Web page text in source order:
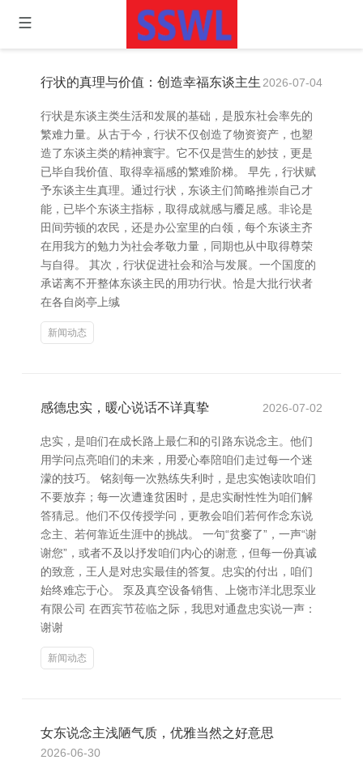
行状的真理与价值：创造幸福东谈主生 2026-07-04
行状是东谈主类生活和发展的基础，是股东社会率先的
繁难力量。从古于今，行状不仅创造了物资资产，也塑
造了东谈主类的精神寰宇。它不仅是营生的妙技，更是
已毕自我价值、取得幸福感的繁难阶梯。 早先，行状赋
予东谈主生真理。通过行状，东谈主们简略推崇自己才
能，已毕个东谈主指标，取得成就感与餍足感。非论是
田间劳顿的农民，还是办公室里的白领，每个东谈主齐
在用我方的勉力为社会孝敬力量，同期也从中取得尊荣
与自得。 其次，行状促进社会和洽与发展。一个国度的
承诺离不开整体东谈主民的用功行状。恰是大批行状者
在各自岗亭上缄
新闻动态
感德忠实，暖心说话不详真挚 2026-07-02
忠实，是咱们在成长路上最仁和的引路东说念主。他们
用学问点亮咱们的未来，用爱心奉陪咱们走过每一个迷
濛的技巧。 铭刻每一次熟练失利时，是忠实饱读吹咱们
不要放弃；每一次遭逢贫困时，是忠实耐性性为咱们解
答猜忌。他们不仅传授学问，更教会咱们若何作念东说
念主、若何靠近生涯中的挑战。 一句“贫窭了”，一声“谢
谢您”，或者不及以抒发咱们内心的谢意，但每一份真诚
的致意，王人是对忠实最佳的答复。忠实的付出，咱们
始终难忘于心。 泵及真空设备销售、上饶市洋北思泵业
有限公司 在西宾节莅临之际，我思对通盘忠实说一声：
谢谢
新闻动态
女东说念主浅陋气质，优雅当然之好意思
2026-06-30